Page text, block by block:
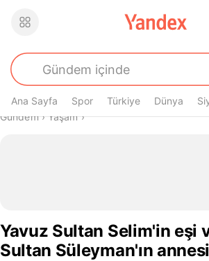
Ana Sayfa Spor Türkiye Dünya
Buradasın
Gündem› Yaşam›
Yavuz Sultan Selim'in eşi
Sultan Süleyman'ın